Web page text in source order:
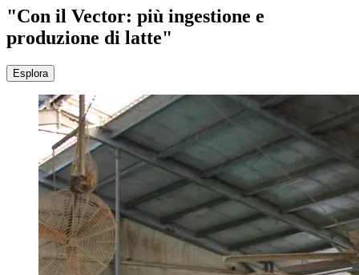
"Con il Vector: più ingestione e
produzione di latte"
Esplora